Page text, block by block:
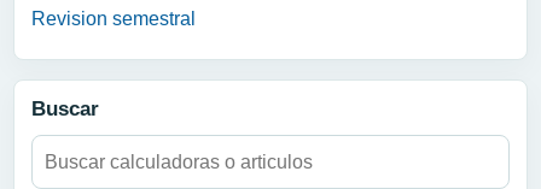
Revision semestral
Buscar
Buscar: